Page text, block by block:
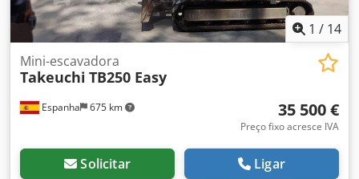
1 / 14
Espanha 675 km
Mini-escavadora
Takeuchi TB250 Easy
35 500 €
Preço fixo acresce IVA
Solicitar Ligar